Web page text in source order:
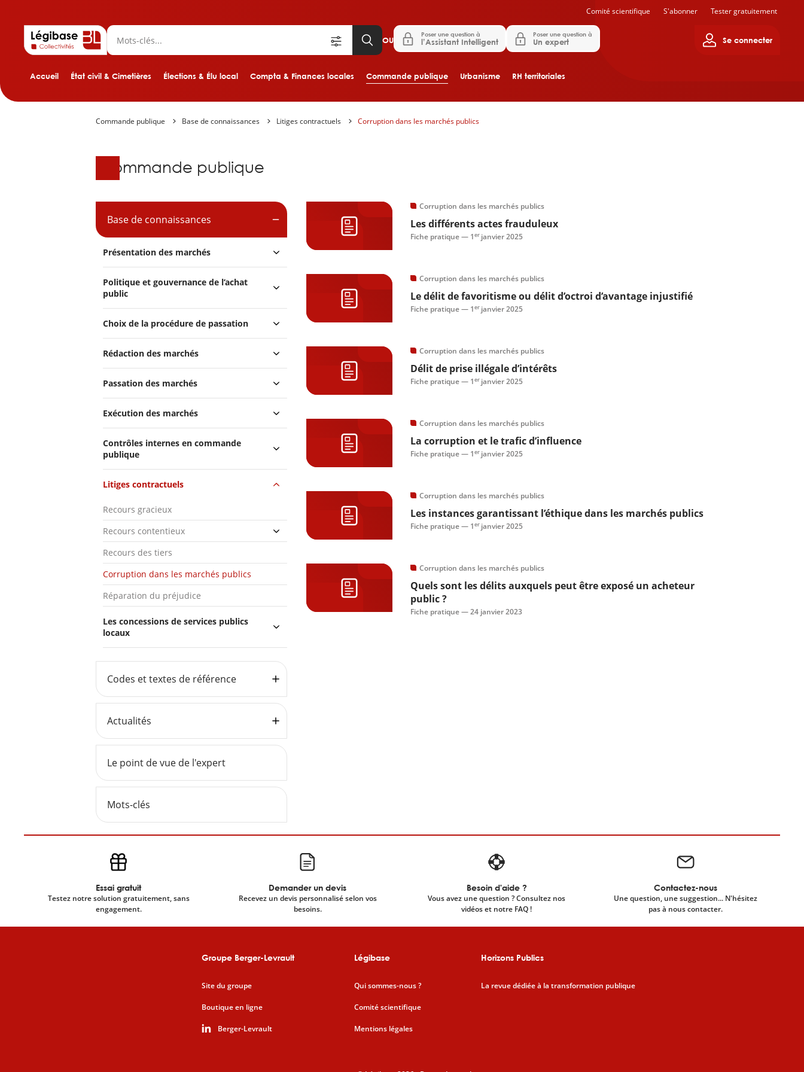
Aller au contenu principal
Accueil État civil & Cimetières Élections & Élu local Compta & Finances locales Commande publique Urbanisme RH territoriales
OU
Poser une question à
l’Assistant Intelligent
Poser une question à
Un expert Se connecter
Comité scientifique S'abonner Tester gratuitement
Commande publique Base de connaissances Litiges contractuels Corruption dans les marchés publics
Base de connaissances
Commande publique
Corruption dans les marchés publics
Les différents actes frauduleux
Fiche pratique — 1er janvier 2025
Corruption dans les marchés publics
Le délit de favoritisme ou délit d’octroi d’avantage injustifié
Fiche pratique — 1er janvier 2025
Corruption dans les marchés publics
Délit de prise illégale d’intérêts
Fiche pratique — 1er janvier 2025
Corruption dans les marchés publics
La corruption et le trafic d’influence
Fiche pratique — 1er janvier 2025
Corruption dans les marchés publics
Les instances garantissant l’éthique dans les marchés publics
Fiche pratique — 1er janvier 2025
Corruption dans les marchés publics
Quels sont les délits auxquels peut être exposé un acheteur
public ?
Fiche pratique —24 janvier 2023
Base de connaissances
Présentation des marchés
Politique et gouvernance de l’achat
public
Choix de la procédure de passation
Rédaction des marchés
Passation des marchés
Exécution des marchés
Contrôles internes en commande
publique
Litiges contractuels
Recours gracieux
Recours contentieux
Recours des tiers
Corruption dans les marchés publics
Réparation du préjudice
Les concessions de services publics
locaux
Codes et textes de référence
Actualités
Le point de vue de l'expert
Mots-clés
Essai gratuit
Testez notre solution gratuitement, sans
engagement.
Demander un devis
Recevez un devis personnalisé selon vos
besoins.
Besoin d'aide ?
Vous avez une question ? Consultez nos
vidéos et notre FAQ !
Contactez-nous
Une question, une suggestion... N'hésitez
pas à nous contacter.
Groupe Berger-Levrault
Site du groupe
Boutique en ligne
Berger-Levrault
Légibase
Qui sommes-nous ?
Comité scientifique
Mentions légales
Horizons Publics
La revue dédiée à la transformation publique